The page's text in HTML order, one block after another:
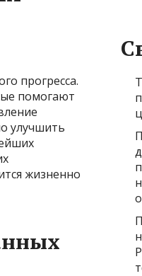
прогресса.
помогают
улучшить
жизненно